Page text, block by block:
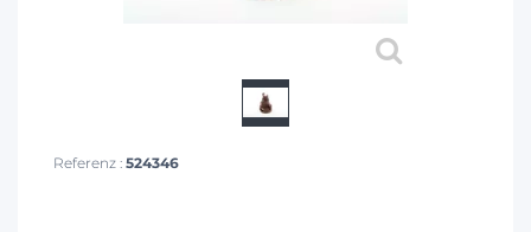
Referenz : 524346